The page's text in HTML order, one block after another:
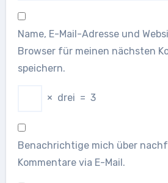
Name, E-Mail-Adresse und
Browser für meinen nächsten
speichern.
× drei = 3
Benachrichtige mich über
Kommentare via E-Mail.